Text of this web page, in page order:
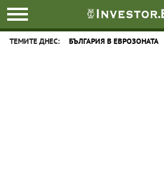
ТЕМИТЕ ДНЕС: БЪЛГАРИЯ В ЕВРОЗОНАТА